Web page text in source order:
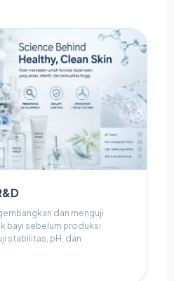
dan menguji
bayi sebelum produksi
stabilitas, pH, dan